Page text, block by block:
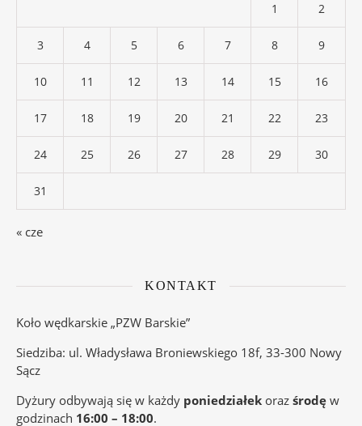
1 2
3 4 5 6 7 8 9
10 11 12 13 14 15 16
17 18 19 20 21 22 23
24 25 26 27 28 29 30
31
« cze
KONTAKT
Koło wędkarskie „PZW Barskie”
Siedziba: ul. Władysława Broniewskiego 18f, 33-300 Nowy
Sącz
Dyżury odbywają się w każdy poniedziałek oraz środę w
godzinach 16:00 – 18:00.